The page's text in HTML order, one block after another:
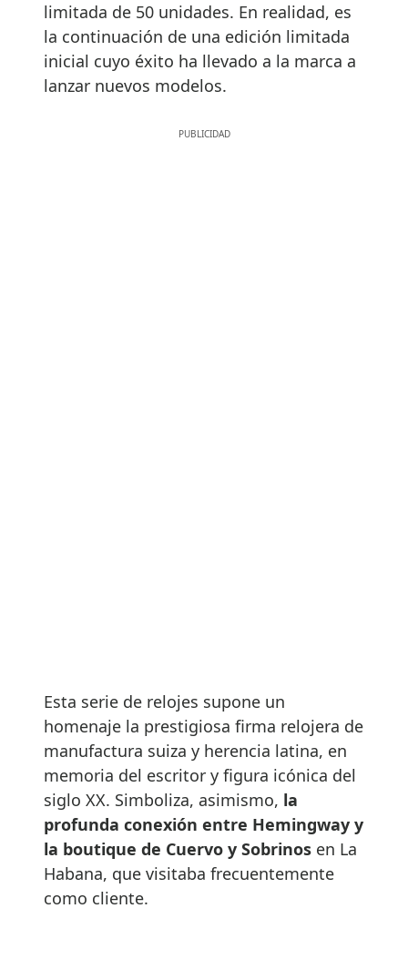
limitada de 50 unidades. En realidad, es
la continuación de una edición limitada
inicial cuyo éxito ha llevado a la marca a
lanzar nuevos modelos.
Esta serie de relojes supone un
homenaje la prestigiosa firma relojera de
manufactura suiza y herencia latina, en
memoria del escritor y figura icónica del
siglo XX. Simboliza, asimismo, la
profunda conexión entre Hemingway y
la boutique de Cuervo y Sobrinos en La
Habana, que visitaba frecuentemente
como cliente.